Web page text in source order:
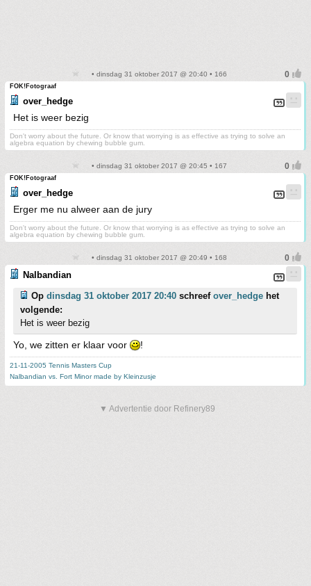
• dinsdag 31 oktober 2017 @ 20:40 • 166
FOK!Fotograaf
over_hedge
Het is weer bezig
Don't worry about the future. Or know that worrying is as effective as trying to solve an
algebra equation by chewing bubble gum.
• dinsdag 31 oktober 2017 @ 20:45 • 167
FOK!Fotograaf
over_hedge
Erger me nu alweer aan de jury
Don't worry about the future. Or know that worrying is as effective as trying to solve an
algebra equation by chewing bubble gum.
• dinsdag 31 oktober 2017 @ 20:49 • 168
Nalbandian
Op dinsdag 31 oktober 2017 20:40 schreef over_hedge het
volgende:
Het is weer bezig
Yo, we zitten er klaar voor !
21-11-2005 Tennis Masters Cup
Nalbandian vs. Fort Minor made by Kleinzusje
▼ Advertentie door Refinery89